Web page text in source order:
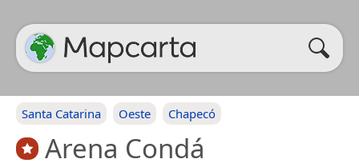
Santa Catarina Oeste Chapecó
Arena Condá